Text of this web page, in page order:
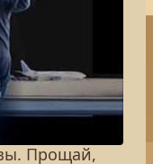
Прощай,